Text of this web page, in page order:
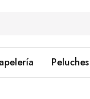
Peluches